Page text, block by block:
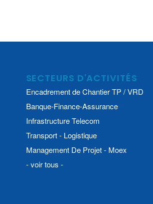
SECTEURS D'ACTIVITÉS
Encadrement de Chantier TP / VRD
Banque-Finance-Assurance
Infrastructure Telecom
Transport - Logistique
Management De Projet - Moex
- voir tous -